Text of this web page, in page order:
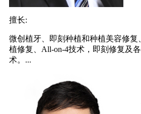
擅长:
微创植牙、即刻种植和种植美容修复
植修复、All-on-4技术，即刻修复及
术。...